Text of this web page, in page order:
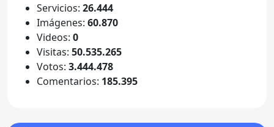
Servicios: 26.444
Imágenes: 60.870
Videos: 0
Visitas: 50.535.265
Votos: 3.444.478
Comentarios: 185.395